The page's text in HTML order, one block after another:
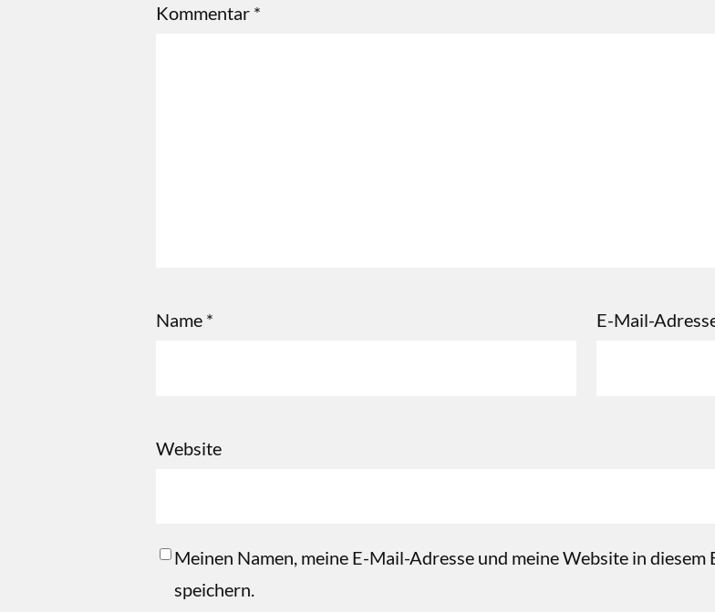
Kommentar *
Name * E-Mail-
Website
Meinen Namen, meine E-Mail-Adresse und meine Website in
speichern.